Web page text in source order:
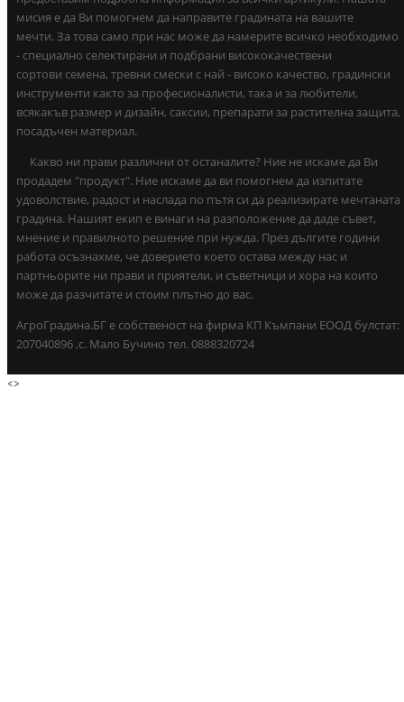
мисия е да Ви помогнем да направите градината на вашите
мечти. За това само при нас може да намерите всичко необходимо
- специално селектирани и подбрани висококачествени
сортови семена, тревни смески с най - високо качество, градински
инструменти както за професионалисти, така и за любители,
всякакъв размер и дизайн, саксии, препарати за растителна защита,
посадъчен материал.
Какво ни прави различни от останалите? Ние не искаме да Ви
продадем "продукт". Ние искаме да ви помогнем да изпитате
удоволствие, радост и наслада по пътя си да реализирате мечтаната
градина. Нашият екип е винаги на разположение да даде съвет,
мнение и правилното решение при нужда. През дългите години
работа осъзнахме, че доверието което остава между нас и
партньорите ни прави и приятели, и съветници и хора на които
може да разчитате и стоим плътно до вас.
АгроГрадина.БГ е собственост на фирма КП Къмпани ЕООД булстат:
207040896 ,с. Мало Бучино тел. 0888320724
<>